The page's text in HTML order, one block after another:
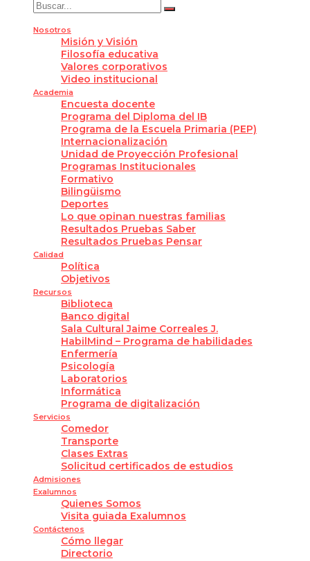
Nosotros
Misión y Visión
Filosofía educativa
Valores corporativos
Video institucional
Academia
Encuesta docente
Programa del Diploma del IB
Programa de la Escuela Primaria (PEP)
Internacionalización
Unidad de Proyección Profesional
Programas Institucionales
Formativo
Bilingüismo
Deportes
Lo que opinan nuestras familias
Resultados Pruebas Saber
Resultados Pruebas Pensar
Calidad
Política
Objetivos
Recursos
Biblioteca
Banco digital
Sala Cultural Jaime Correales J.
HabilMind – Programa de habilidades
Enfermería
Psicología
Laboratorios
Informática
Programa de digitalización
Servicios
Comedor
Transporte
Clases Extras
Solicitud certificados de estudios
Admisiones
Exalumnos
Quienes Somos
Visita guiada Exalumnos
Contáctenos
Cómo llegar
Directorio